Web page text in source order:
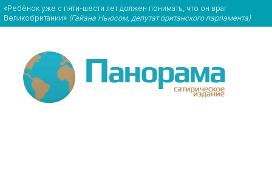
«Ребёнок уже с пяти-шести лет должен понимать, что он враг
Великобритании» (Гайана Ньюсом, депутат британского парламента)